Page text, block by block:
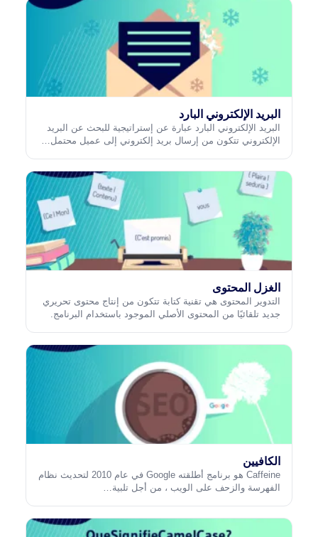
البريد الإلكتروني البارد
البريد الإلكتروني البارد عبارة عن إستراتيجية للبحث عن البريد
الإلكتروني تتكون من إرسال بريد إلكتروني إلى عميل محتمل…
الغزل المحتوى
التدوير المحتوى هي تقنية كتابة تتكون من إنتاج محتوى تحريري
جديد تلقائيًا من المحتوى الأصلي الموجود باستخدام البرنامج.
الكافيين
Caffeine هو برنامج أطلقته Google في عام 2010 لتحديث نظام
الفهرسة والزحف على الويب ، من أجل تلبية…